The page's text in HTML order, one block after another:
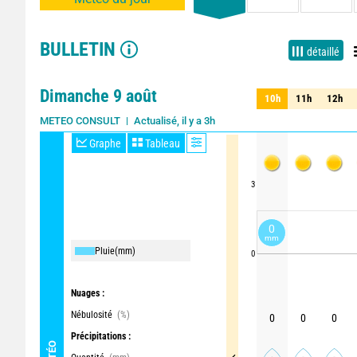
BULLETIN détaillé
Dimanche 9 août
METEO CONSULT Actualisé, il y a 3h
Mise à jour dans 12min
Graphe Tableau
Pluie(mm)
Nuages :
Nébulosité (%)
Précipitations :
3
0
10h 11h 12h
10h 11h 12h
0 0 0
0
mm